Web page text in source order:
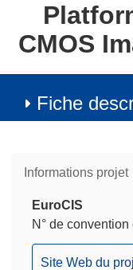
CMOS
Fiche
Informations projet
EuroCIS
N° de
(s’ouvre
Site Web du